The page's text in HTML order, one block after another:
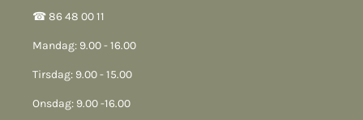
☎︎ 86 48 00 11
Mandag: 9.00 - 16.00
Tirsdag: 9.00 - 15.00
Onsdag: 9.00 -16.00